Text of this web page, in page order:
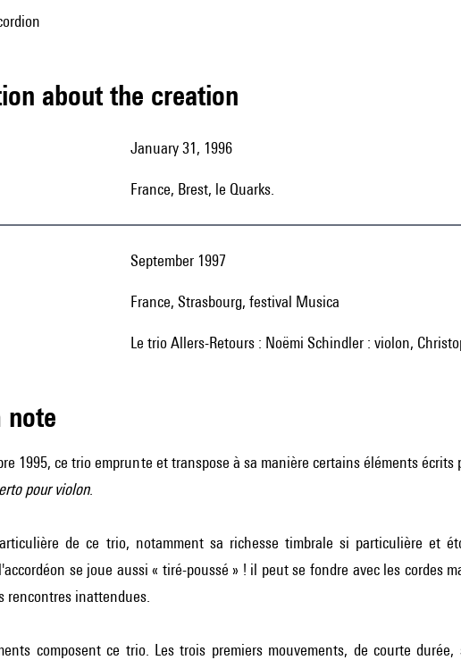
about the creation
January 31, 1996
France, Brest, le Quarks.
September 1997
France, Strasbourg, festival Musica
le trio Allers-Retours : Noëmi Schindler : violon,
note
1995, ce trio emprunte et transpose à sa manière certains éléments écrits
pour violon.
de ce trio, notamment sa richesse timbrale si particulière et
se joue aussi « tiré-poussé » ! il peut se fondre avec les cordes
rencontres inattendues.
composent ce trio. Les trois premiers mouvements, de courte